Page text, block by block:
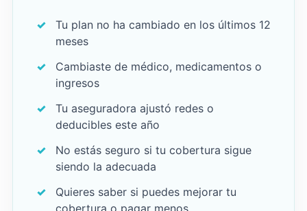
Tu plan no ha cambiado en los últimos 12
meses
Cambiaste de médico, medicamentos o
ingresos
Tu aseguradora ajustó redes o
deducibles este año
No estás seguro si tu cobertura sigue
siendo la adecuada
Quieres saber si puedes mejorar tu
cobertura o pagar menos